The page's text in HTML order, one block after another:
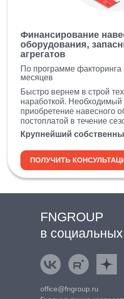
Финансирование
оборудования,
агрегатов
По программе факторинга
месяцев
Быстро вернем в строй
наработкой.
приобретение навесного
постоплатой в течение
Крупнейший
ПОЛУЧИТЬ
FNGROUP
в социальных
ВКонтактеRutube
office@fngroup.ru